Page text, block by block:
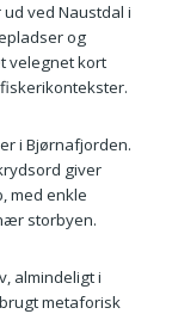
ved Naustdal i
og
velegnet kort
i Bjørnafjorden.
giver
med enkle
storbyen.
almindeligt i
metaforisk